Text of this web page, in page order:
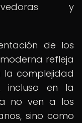
y
de los
refleja
la complejidad
incluso en la
no ven a los
sino como